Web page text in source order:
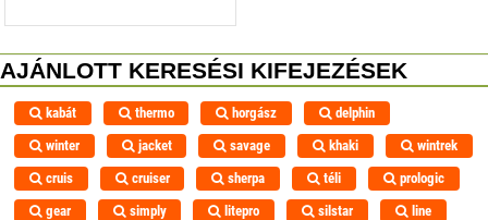
AJÁNLOTT KERESÉSI KIFEJEZÉSEK
kabát thermo horgász
delphin
winter
jacket savage khaki
wintrek
cruis
cruiser sherpa téli
prologic
gear
simply litepro silstar
line